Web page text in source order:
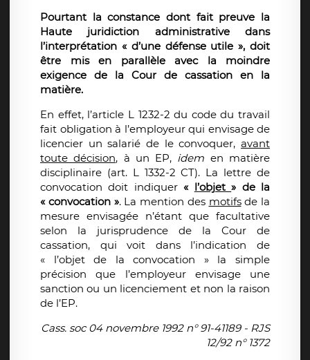
Pourtant la constance dont fait preuve la
Haute juridiction administrative dans
l’interprétation « d’une défense utile », doit
être mis en parallèle avec la moindre
exigence de la Cour de cassation en la
matière.
En effet, l’article L 1232-2 du code du travail
fait obligation à l’employeur qui envisage de
licencier un salarié de le convoquer, avant
toute décision, à un EP, idem en matière
disciplinaire (art. L 1332-2 CT). La lettre de
convocation doit indiquer« l’objet» de la
« convocation ». La mention des motifsde la
mesure envisagée n’étant que facultative
selon la jurisprudence de la Cour de
cassation, qui voit dans l’indication de
« l’objet de la convocation » la simple
précision que l’employeur envisage une
sanction ou un licenciement et non la raison
de l’EP.
Cass. soc 04 novembre 1992 n° 91-41189 - RJS
12/92 n° 1372